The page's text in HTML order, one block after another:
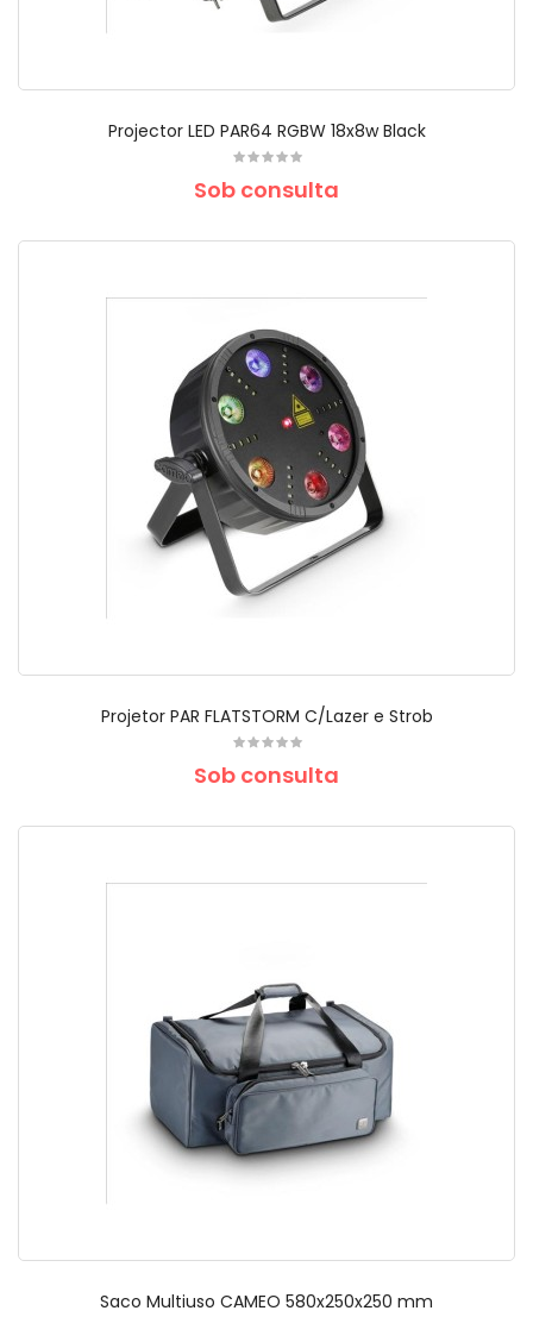
Projector LED PAR64 RGBW 18x8w Black
Sob consulta
Projetor PAR FLATSTORM C/Lazer e Strob
Sob consulta
Saco Multiuso CAMEO 580x250x250 mm